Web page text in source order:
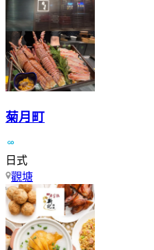
菊月町
日式
觀塘